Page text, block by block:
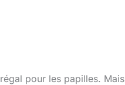
pour les papilles. Mais